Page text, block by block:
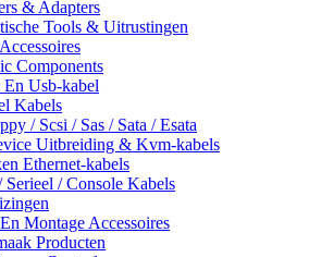
& Adapters
Tools & Uitrustingen
Components
Usb-kabel
Kabels
/ Scsi / Sas / Sata / Esata
Uitbreiding & Kvm-kabels
Ethernet-kabels
Serieel / Console Kabels
Montage Accessoires
Producten